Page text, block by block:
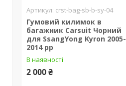
crst-bag-sb-b-sy-04
Гумовий килимок в
багажник Carsuit Чорний
для SsangYong Kyron 2005-
2014 рр
В наявності
2 000 ₴